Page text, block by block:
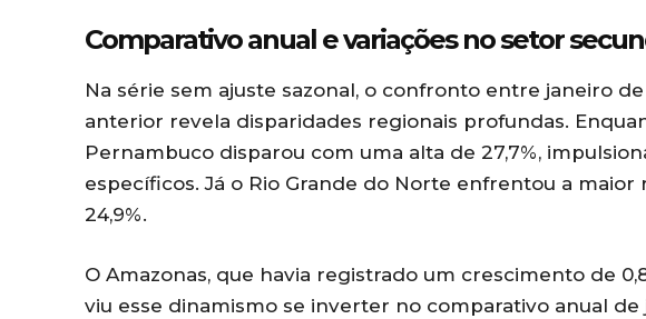
Comparativo anual e variações no setor
Na série sem ajuste sazonal, o confronto entre janeiro
anterior revela disparidades regionais profundas.
Pernambuco disparou com uma alta de 27,7%,
específicos. Já o Rio Grande do Norte enfrentou a
24,9%.
O Amazonas, que havia registrado um crescimento de
viu esse dinamismo se inverter no comparativo anual